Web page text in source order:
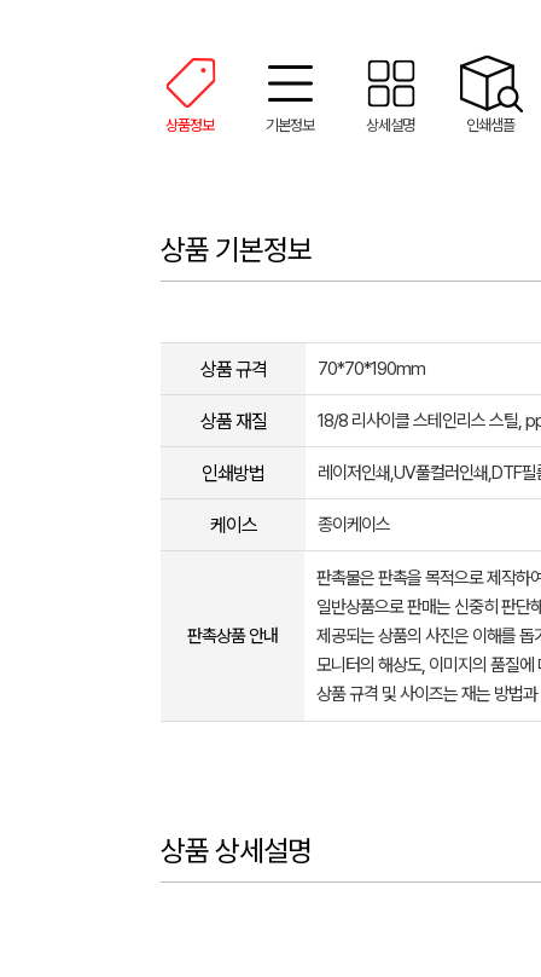
상품정보 기본정보 상세설명 인쇄샘플
상품 기본정보
상품 규격 70*70*190mm
상품 재질 18/8 리사이클 스테인리스 스틸,
인쇄방법 레이저인쇄,UV풀컬러인쇄,DTF필
케이스 종이케이스
판촉상품 안내
판촉물은 판촉을 목적으로 제작하
일반상품으로 판매는 신중히 판단
제공되는 상품의 사진은 이해를
모니터의 해상도, 이미지의 품질
상품 규격 및 사이즈는 재는 방법
상품 상세설명